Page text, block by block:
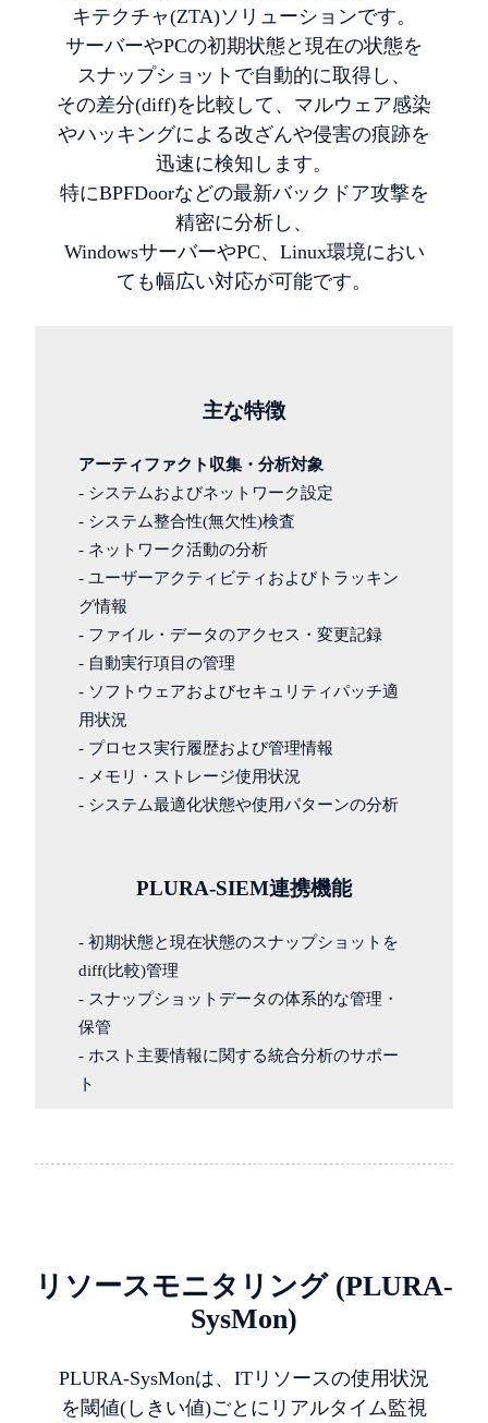
キテクチャ(ZTA)ソリューションです。
サーバーやPCの初期状態と現在の状態を
スナップショットで自動的に取得し、
その差分(diff)を比較して、マルウェア感染
やハッキングによる改ざんや侵害の痕跡を
迅速に検知します。
特にBPFDoorなどの最新バックドア攻撃を
精密に分析し、
WindowsサーバーやPC、Linux環境におい
ても幅広い対応が可能です。
主な特徴
アーティファクト収集・分析対象
- システムおよびネットワーク設定
- システム整合性(無欠性)検査
- ネットワーク活動の分析
- ユーザーアクティビティおよびトラッキン
グ情報
- ファイル・データのアクセス・変更記録
- 自動実行項目の管理
- ソフトウェアおよびセキュリティパッチ適
用状況
- プロセス実行履歴および管理情報
- メモリ・ストレージ使用状況
- システム最適化状態や使用パターンの分析
PLURA-SIEM連携機能
- 初期状態と現在状態のスナップショットを
diff(比較)管理
- スナップショットデータの体系的な管理・
保管
- ホスト主要情報に関する統合分析のサポー
ト
リソースモニタリング (PLURA-
SysMon)
PLURA-SysMonは、ITリソースの使用状況
を閾値(しきい値)ごとにリアルタイム監視